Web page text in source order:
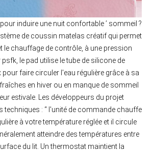
induire une nuit confortable ’ sommeil ?
de coussin matelas créatif qui permet
le chauffage de contrôle, à une pression
le pad utilise le tube de silicone de
faire circuler l'eau régulière grâce à sa
en hiver ou en manque de sommeil
estivale. Les développeurs du projet
techniques : “ l'unité de commande chauffe
à votre température réglée et il circule
atteindre des températures entre
du lit. Un thermostat maintient la